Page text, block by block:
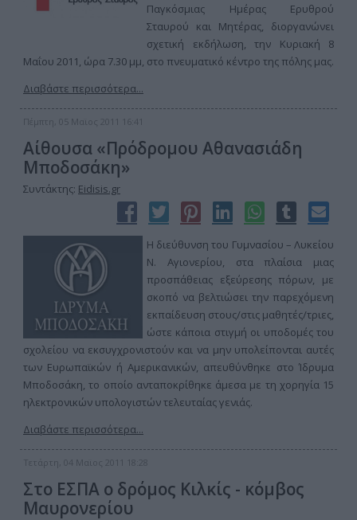
Παγκόσμιας Ημέρας Ερυθρού
Σταυρού και Μητέρας, διοργανώνει
σχετική εκδήλωση, την Κυριακή 8
Μαΐου 2011, ώρα 7.30 μμ, στο πνευματικό κέντρο της πόλης μας.
Διαβάστε περισσότερα...
Πέμπτη, 05 Μαϊος 2011 16:41
Αίθουσα «Πρόδρομου Αθανασιάδη
Μποδοσάκη»
Συντάκτης: Eidisis.gr
Η διεύθυνση του Γυμνασίου – Λυκείου
Ν. Αγιονερίου, στα πλαίσια μιας
προσπάθειας εξεύρεσης πόρων, με
σκοπό να βελτιώσει την παρεχόμενη
εκπαίδευση στους/στις μαθητές/τριες,
ώστε κάποια στιγμή οι υποδομές του
σχολείου να εκσυγχρονιστούν και να μην υπολείπονται αυτές
των Ευρωπαϊκών ή Αμερικανικών, απευθύνθηκε στο Ίδρυμα
Μποδοσάκη, το οποίο ανταποκρίθηκε άμεσα με τη χορηγία 15
ηλεκτρονικών υπολογιστών τελευταίας γενιάς.
Διαβάστε περισσότερα...
Τετάρτη, 04 Μαϊος 2011 18:28
Στο ΕΣΠΑ ο δρόμος Κιλκίς - κόμβος
Μαυρονερίου